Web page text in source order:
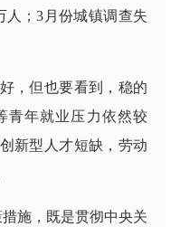
人；3月份城镇调查失
但也要看到，稳的
青年就业压力依然较
新型人才短缺，劳动
施，既是贯彻中央关